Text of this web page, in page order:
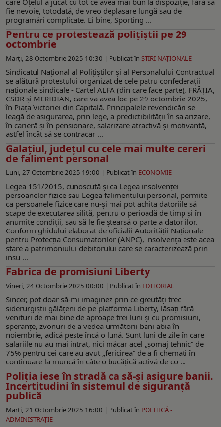
fie nevoie, totodată, de vreo deplasare lungă sau de
programări complicate. Ei bine, Sporting ...
Pentru ce protestează poliţiştii pe 29
octombrie
Marți, 28 Octombrie 2025 10:30 | Publicat în ŞTIRI NAŢIONALE
Sindicatul Naţional al Poliţiştilor şi al Personalului Contractual
se alătură protestului organizat de cele patru confederații
naționale sindicale - Cartel ALFA (din care face parte), FRĂȚIA,
CSDR și MERIDIAN, care va avea loc pe 29 octombrie 2025,
în Piața Victoriei din Capitală. Principalele revendicări se
leagă de asigurarea, prin lege, a predictibilității în salarizare,
în carieră și în pensionare, salarizare atractivă și motivantă,
astfel încât să se contracar ...
Galațiul, județul cu cele mai multe cereri
de faliment personal
Luni, 27 Octombrie 2025 19:00 | Publicat în ECONOMIE
Legea 151/2015, cunoscută și ca Legea insolvenței
persoanelor fizice sau Legea falimentului personal, permite
ca persoanele fizice care nu-și mai pot achita datoriile să
scape de executarea silită, pentru o perioadă de timp și în
anumite condiții, sau să le fie ștearsă o parte a datoriilor.
Conform ghidului elaborat de oficialii Autorității Naționale
pentru Protecția Consumatorilor (ANPC), insolvența este acea
stare a patrimoniului debitorului care se caracterizează prin
insu ...
Fabrica de promisiuni Liberty
Vineri, 24 Octombrie 2025 00:00 | Publicat în EDITORIAL
Sincer, pot doar să-mi imaginez prin ce greutăți trec
siderurgiștii gălățeni de pe platforma Liberty, lăsați fără
venituri de mai bine de aproape trei luni și cu promisiuni,
speranțe, zvonuri de a vedea următorii bani abia în
noiembrie, adică peste încă o lună. Sunt luni de zile în care
salariile nu au mai intrat, nici măcar acel „șomaj tehnic” de
75% pentru cei care au avut „fericirea” de a fi chemați în
continuare la muncă în câte o bucățică activă de co ...
Poliția iese în stradă ca să-și asigure banii.
Incertitudini în sistemul de siguranță
publică
Marți, 21 Octombrie 2025 16:00 | Publicat în POLITICĂ -
ADMINISTRAŢIE